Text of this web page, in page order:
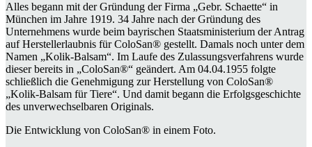
Alles begann mit der Gründung der Firma „Gebr. Schaette“ in
München im Jahre 1919. 34 Jahre nach der Gründung des
Unternehmens wurde beim bayrischen Staatsministerium der Antrag
auf Herstellerlaubnis für ColoSan® gestellt. Damals noch unter dem
Namen „Kolik-Balsam“. Im Laufe des Zulassungsverfahrens wurde
dieser bereits in „ColoSan®“ geändert. Am 04.04.1955 folgte
schließlich die Genehmigung zur Herstellung von ColoSan®
„Kolik-Balsam für Tiere“. Und damit begann die Erfolgsgeschichte
des unverwechselbaren Originals.
Die Entwicklung von ColoSan® in einem Foto.